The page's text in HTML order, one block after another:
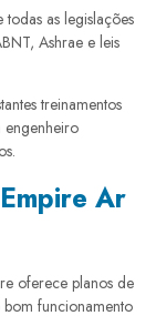
as legislações
Ashrae e leis
treinamentos
engenheiro
Ar
funcionamento